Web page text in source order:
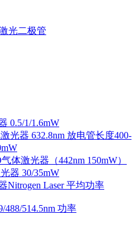
光二极管
0.5/1/1.6mW
光器 632.8nm 放电管长度400-
体激光器（442nm 150mW）
器 30/35mW
Nitrogen Laser 平均功率
488/514.5nm 功率